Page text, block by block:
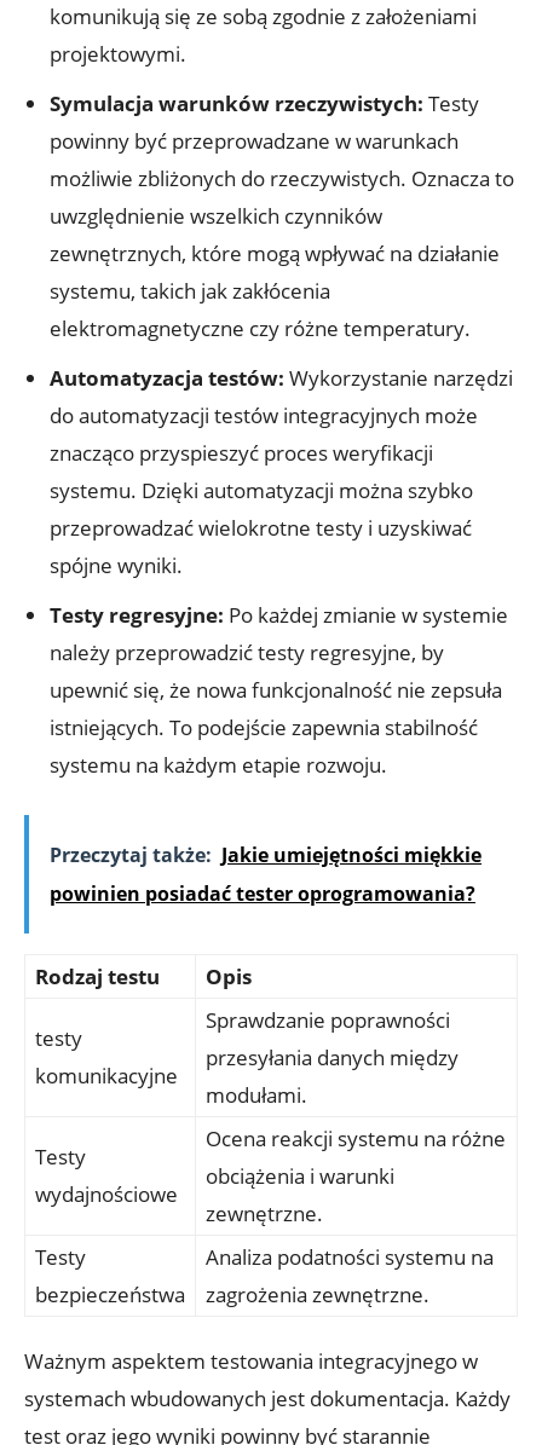
komunikują się ze sobą zgodnie z założeniami
projektowymi.
Symulacja warunków rzeczywistych: Testy
powinny być przeprowadzane w warunkach
możliwie zbliżonych do rzeczywistych. Oznacza to
uwzględnienie wszelkich czynników
zewnętrznych, które mogą wpływać na działanie
systemu, takich jak zakłócenia
elektromagnetyczne czy różne temperatury.
Automatyzacja testów: Wykorzystanie narzędzi
do automatyzacji testów integracyjnych może
znacząco przyspieszyć proces weryfikacji
systemu. Dzięki automatyzacji można szybko
przeprowadzać wielokrotne testy i uzyskiwać
spójne wyniki.
Testy regresyjne: Po każdej zmianie w systemie
należy przeprowadzić testy regresyjne, by
upewnić się, że nowa funkcjonalność nie zepsuła
istniejących. To podejście zapewnia stabilność
systemu na każdym etapie rozwoju.
Przeczytaj także: Jakie umiejętności miękkie
powinien posiadać tester oprogramowania?
Rodzaj testu Opis
testy
komunikacyjne
Sprawdzanie poprawności
przesyłania danych między
modułami.
Testy
wydajnościowe
Ocena reakcji systemu na różne
obciążenia i warunki
zewnętrzne.
Testy
bezpieczeństwa
Analiza podatności systemu na
zagrożenia zewnętrzne.
Ważnym aspektem testowania integracyjnego w
systemach wbudowanych jest dokumentacja. Każdy
test oraz jego wyniki powinny być starannie